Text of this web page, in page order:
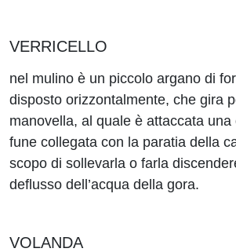
VERRICELLO
nel mulino è un piccolo argano di
disposto orizzontalmente, che gira
manovella, al quale è attaccata una
fune collegata con la paratia della
scopo di sollevarla o farla
deflusso dell’acqua della gora.
VOLANDA